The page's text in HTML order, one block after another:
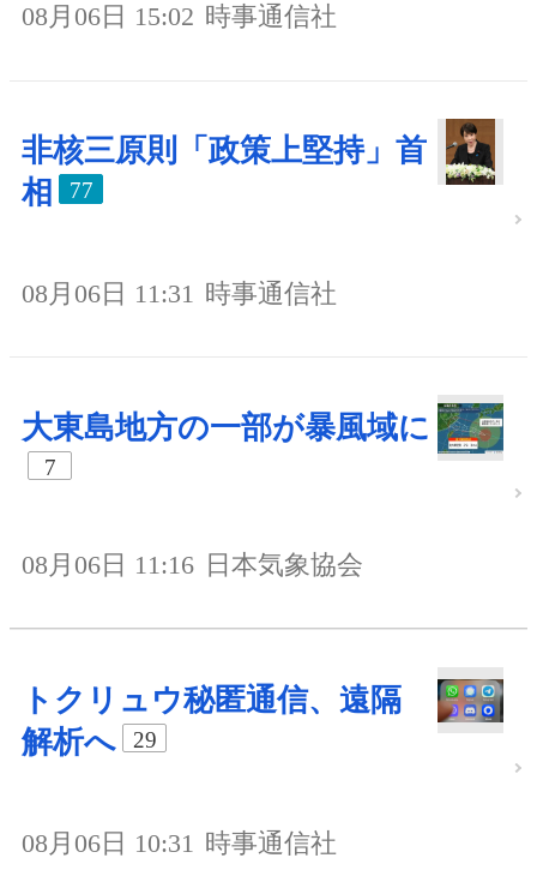
08月06日 15:02 時事通信社
非核三原則「政策上堅持」首
相
77
08月06日 11:31 時事通信社
大東島地方の一部が暴風域に
7
08月06日 11:16 日本気象協会
トクリュウ秘匿通信、遠隔
解析へ
29
08月06日 10:31 時事通信社